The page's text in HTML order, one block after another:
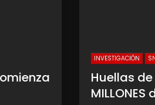
INVESTIGACIÓN
Huellas de
MILLONES